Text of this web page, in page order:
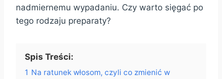
nadmiernemu wypadaniu. Czy warto sięgać po
tego rodzaju preparaty?
Spis Treści:
1 Na ratunek włosom, czyli co zmienić w